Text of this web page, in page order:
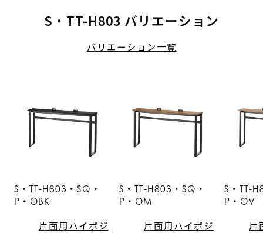
S・TT-H803 バリエーション
バリエーション一覧
S・TT-H803・SQ・
P・OBK
片面用ハイポジ
S・TT-H803・SQ・
P・OM
片面用ハイポジ
S・TT-
P・OV
片